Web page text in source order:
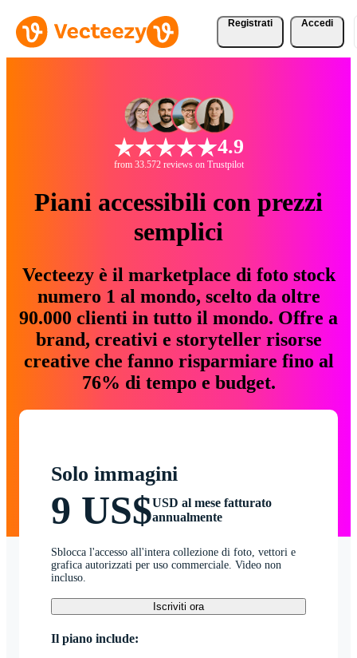
Registrati Accedi
4.9
from 33.572 reviews on Trustpilot
Piani accessibili con prezzi
semplici
Vecteezy è il marketplace di foto stock
numero 1 al mondo, scelto da oltre
90.000 clienti in tutto il mondo. Offre a
brand, creativi e storyteller risorse
creative che fanno risparmiare fino al
76% di tempo e budget.
Solo immagini
9 US$USD al mese fatturato
annualmente
Sblocca l'accesso all'intera collezione di foto, vettori e
grafica autorizzati per uso commerciale. Video non
incluso.
Iscriviti ora
Il piano include: